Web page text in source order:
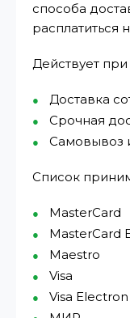
способа
расплатиться
Действует
Доставка
Срочная
Самовывоз
Список
MasterCard
MasterCard
Maestro
Visa
Visa Electron